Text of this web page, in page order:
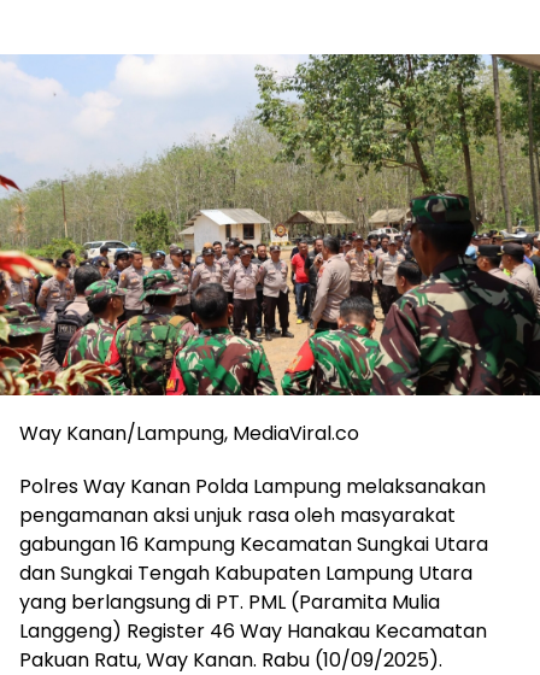
Way Kanan/Lampung, MediaViral.co
Polres Way Kanan Polda Lampung melaksanakan
pengamanan aksi unjuk rasa oleh masyarakat
gabungan 16 Kampung Kecamatan Sungkai Utara
dan Sungkai Tengah Kabupaten Lampung Utara
yang berlangsung di PT. PML (Paramita Mulia
Langgeng) Register 46 Way Hanakau Kecamatan
Pakuan Ratu, Way Kanan. Rabu (10/09/2025).